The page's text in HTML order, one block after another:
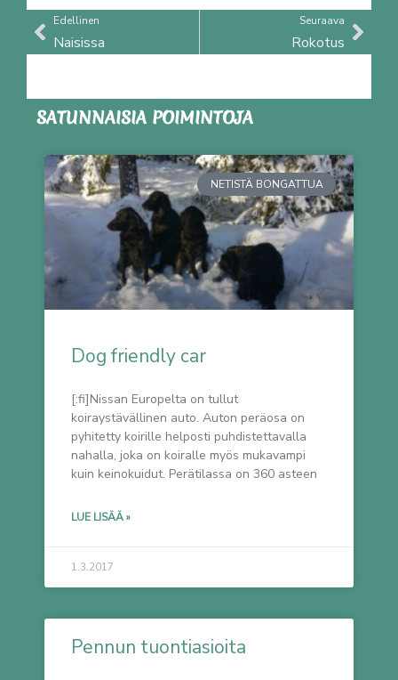
Prev
Edellinen
Naisissa
Seuraava
Rokotus
SATUNNAISIA POIMINTOJA
NETISTÄ BONGATTUA
Dog friendly car
[:fi]Nissan Europelta on tullut
koiraystävällinen auto. Auton peräosa on
pyhitetty koirille helposti puhdistettavalla
nahalla, joka on koiralle myös mukavampi
kuin keinokuidut. Perätilassa on 360 asteen
LUE LISÄÄ »
1.3.2017
Pennun tuontiasioita